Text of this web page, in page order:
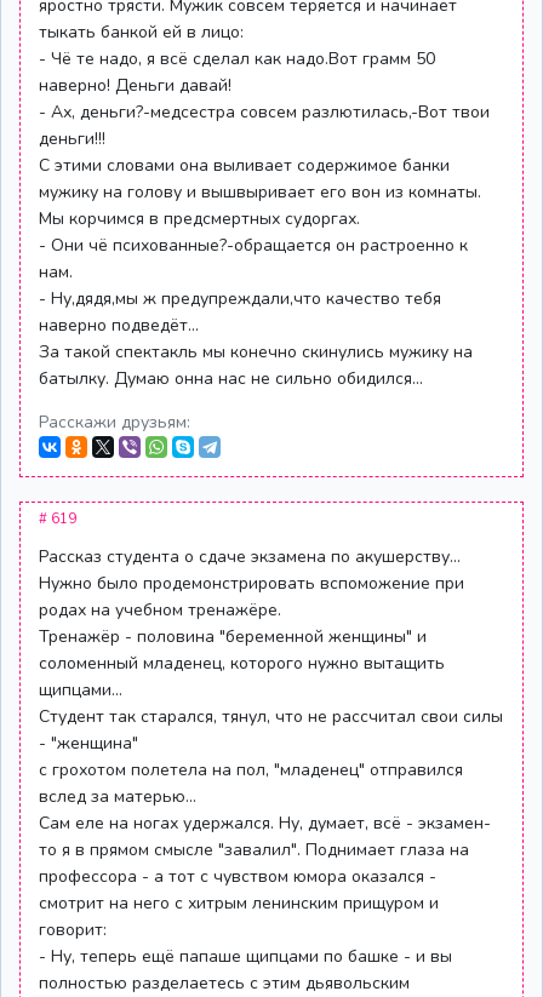
яростно трясти. Мужик совсем теряется и начинает
тыкать банкой ей в лицо:
- Чё те надо, я всё сделал как надо.Вот грамм 50
наверно! Деньги давай!
- Ах, деньги?-медсестра совсем разлютилась,-Вот твои
деньги!!!
С этими словами она выливает содержимое банки
мужику на голову и вышвыривает его вон из комнаты.
Мы корчимся в предсмертных судоргах.
- Они чё психованные?-обращается он растроенно к
нам.
- Ну,дядя,мы ж предупреждали,что качество тебя
наверно подведёт...
За такой спектакль мы конечно скинулись мужику на
батылку. Думаю онна нас не сильно обидился...
Расскажи друзьям:
# 619
Рассказ студента о сдаче экзамена по акушерству...
Нужно было продемонстрировать вспоможение при
родах на учебном тренажёре.
Тренажёр - половина "беременной женщины" и
соломенный младенец, которого нужно вытащить
щипцами...
Студент так старался, тянул, что не рассчитал свои силы
- "женщина"
с грохотом полетела на пол, "младенец" отправился
вслед за матерью...
Сам еле на ногах удержался. Ну, думает, всё - экзамен-
то я в прямом смысле "завалил". Поднимает глаза на
профессора - а тот с чувством юмора оказался -
смотрит на него с хитрым ленинским прищуром и
говорит:
- Ну, теперь ещё папаше щипцами по башке - и вы
полностью разделаетесь с этим дьявольским